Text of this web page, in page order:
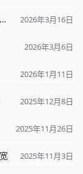
道德直觉、外部性与权力让渡：现代组织管理的跨学科反思 2026年3月16日
2026年3月6日
2026年1月11日
2025年12月8日
2025年11月26日
2025年11月3日